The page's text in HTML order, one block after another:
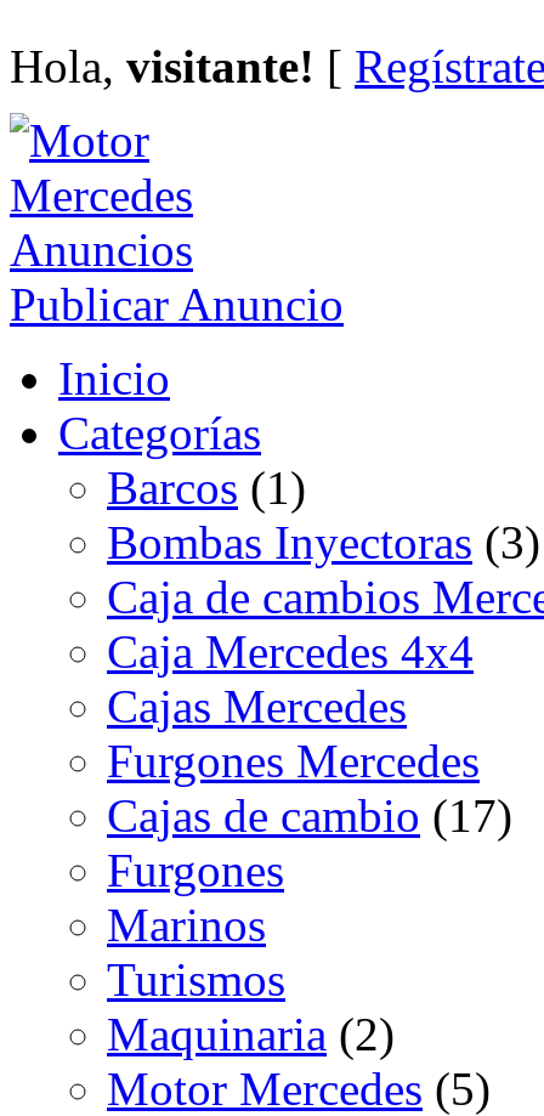
Hola, visitante! [
Publicar Anuncio
Inicio
Categorías
Barcos (1)
Bombas Inyectoras (3)
Caja de cambios
Caja Mercedes 4x4
Cajas Mercedes
Furgones Mercedes
Cajas de cambio (17)
Furgones
Marinos
Turismos
Maquinaria (2)
Motor Mercedes (5)